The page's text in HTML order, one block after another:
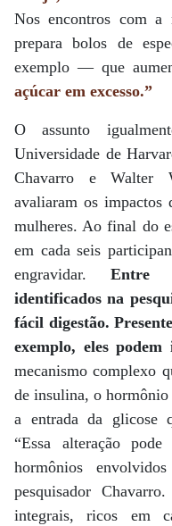
Nos encontros com a
prepara bolos de
exemplo — que
açúcar em excesso.”
O assunto
Universidade de
Chavarro e Walter
avaliaram os
mulheres. Ao final do
em cada seis
engravidar. Entre
identificados na
fácil digestão.
exemplo, eles
mecanismo complexo
de insulina, o hormônio
a entrada da glicose
“Essa alteração
hormônios
pesquisador
integrais, ricos em